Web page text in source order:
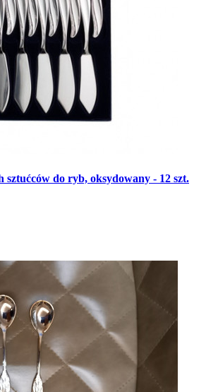
sztućców do ryb, oksydowany - 12 szt.